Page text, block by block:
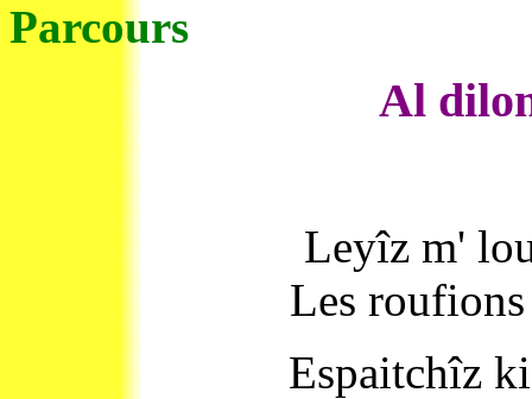
Parcours
Al
Leyîz m'
Les
Espaitchîz